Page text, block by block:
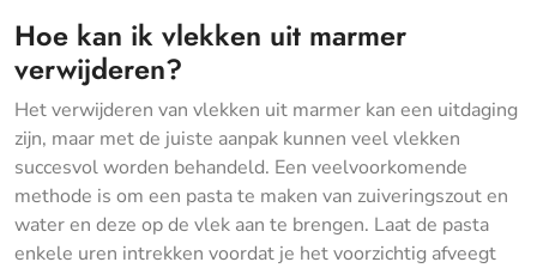
Hoe kan ik vlekken uit marmer
verwijderen?
Het verwijderen van vlekken uit marmer kan een uitdaging
zijn, maar met de juiste aanpak kunnen veel vlekken
succesvol worden behandeld. Een veelvoorkomende
methode is om een pasta te maken van zuiveringszout en
water en deze op de vlek aan te brengen. Laat de pasta
enkele uren intrekken voordat je het voorzichtig afveegt